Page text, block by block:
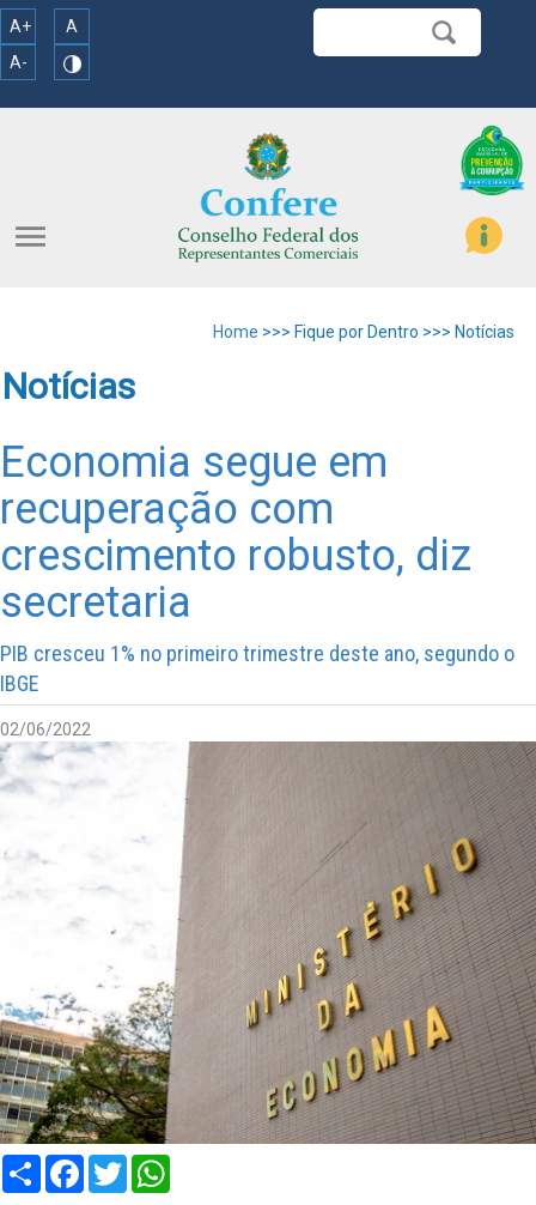
A+
A
A-
menu
Home >>> Fique por Dentro >>> Notícias
Notícias
Economia segue em
recuperação com
crescimento robusto, diz
secretaria
PIB cresceu 1% no primeiro trimestre deste ano, segundo o
IBGE
02/06/2022
Compartilhar
Facebook
Twitter